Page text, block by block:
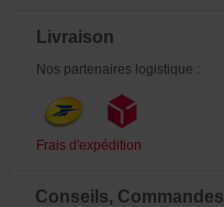
Livraison
Nos partenaires logistique :
Frais d'expédition
Conseils, Commandes